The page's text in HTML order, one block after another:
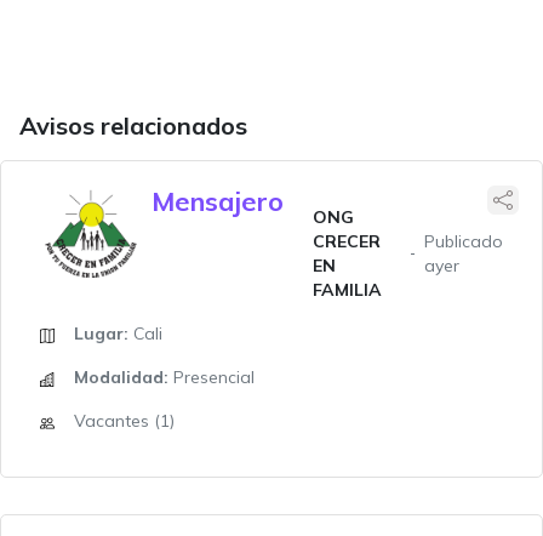
Avisos relacionados
Mensajero
ONG
CRECER
EN
FAMILIA
Publicado
ayer
Lugar: Cali
Modalidad: Presencial
Vacantes (1)